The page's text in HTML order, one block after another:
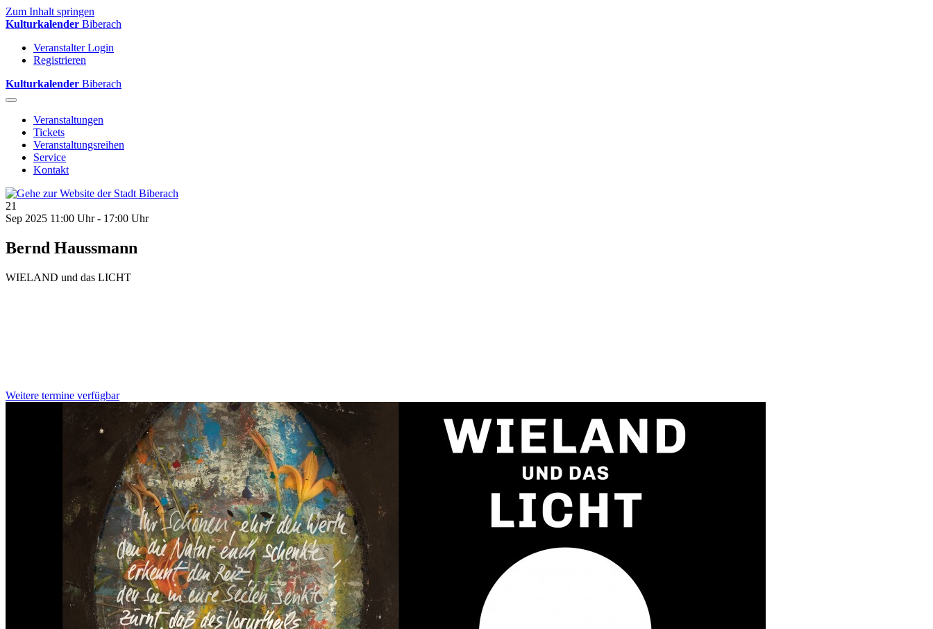
Zum Inhalt springen
Kulturkalender Biberach
Veranstalter Login
Registrieren
Kulturkalender Biberach
Veranstaltungen
Tickets
Veranstaltungsreihen
Service
Kontakt
21
Sep 2025 11:00 Uhr - 17:00 Uhr
Bernd Haussmann
WIELAND und das LICHT
Weitere termine verfügbar